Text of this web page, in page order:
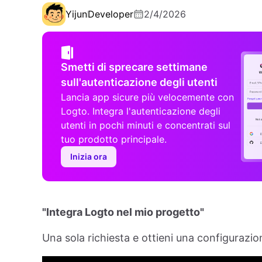
YijunDeveloper 2/4/2026
Smetti di sprecare settimane
sull'autenticazione degli utenti
Lancia app sicure più velocemente con
Logto. Integra l'autenticazione degli
utenti in pochi minuti e concentrati sul
tuo prodotto principale.
Inizia ora
"Integra Logto nel mio progetto"
Una sola richiesta e ottieni una